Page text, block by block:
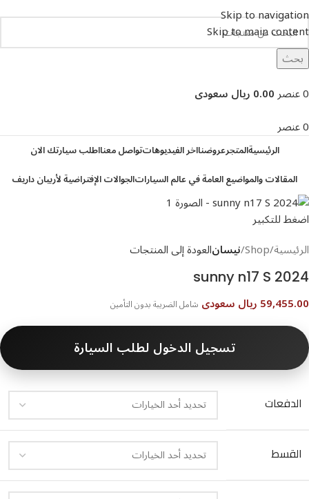
Skip to navigation
Skip to main content
بحث
0عنصر0.00 ريال سعودى
0عنصر
الرئيسيةالمتجرعروضنااخر الفيديوهاتتواصل معنااطلب سيارتك الان
المقالات والمواضيع العامة في عالم السياراتالجوالات الإفتراضية لأربيان داريف
اضغط للتكبير
الرئيسية Shop نيسانالعودة إلى المنتجات
sunny n17 S 2024
59,455.00 ريال سعودى شامل الضريبة بدون التأمين
تسجيل الدخول لطلب السيارة
الدفعات
القسط